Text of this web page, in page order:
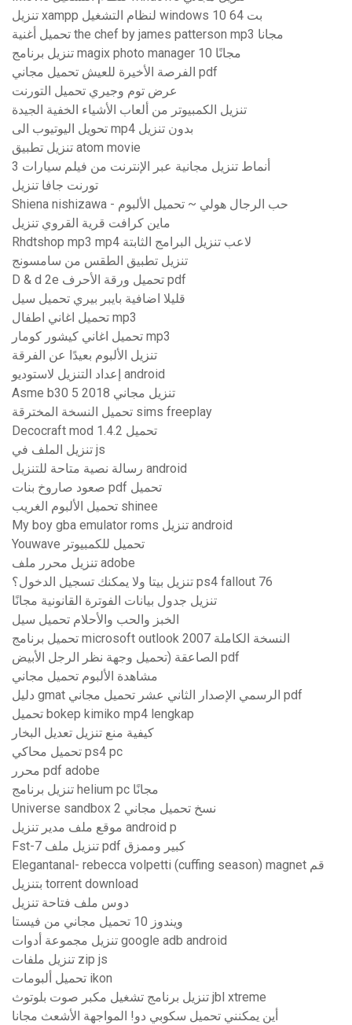
تنزيل xampp لنظام التشغيل windows 10 64 بت
تحميل أغنية the chef by james patterson mp3 مجانا
تنزيل برنامج magix photo manager 10 مجانًا
الفرصة الأخيرة للعيش تحميل مجاني pdf
عرض توم وجيري تحميل التورنت
تنزيل الكمبيوتر من ألعاب الأشياء الخفية الجيدة
تحويل اليوتيوب الى mp4 بدون تنزيل
تنزيل تطبيق atom movie
أنماط تنزيل مجانية عبر الإنترنت من فيلم سيارات 3
تورنت جافا تنزيل
Shiena nishizawa - حب الرجال هولي ~ تحميل الألبوم
ماين كرافت قرية القروي تنزيل
Rhdtshop mp3 mp4 لاعب تنزيل البرامج الثابتة
تنزيل تطبيق الطقس من سامسونج
D & d 2e تحميل ورقة الأحرف pdf
قليلا اضافية بايبر بيري تحميل سيل
تحميل اغاني اطفال mp3
تحميل اغاني كيشور كومار mp3
تنزيل الألبوم بعيدًا عن الفرقة
إعداد التنزيل لاستوديو android
Asme b30 5 2018 تنزيل مجاني
تحميل النسخة المخترقة sims freeplay
Decocraft mod 1.4.2 تحميل
تنزيل الملف في js
رسالة نصية متاحة للتنزيل android
صعود صاروخ بنات pdf تحميل
تحميل الألبوم الغريب shinee
My boy gba emulator roms تنزيل android
Youwave تحميل للكمبيوتر
تنزيل محرر ملف adobe
تنزيل بيتا ولا يمكنك تسجيل الدخول؟ ps4 fallout 76
تنزيل جدول بيانات الفوترة القانونية مجانًا
الخبز والحب والأحلام تحميل سيل
تحميل برنامج microsoft outlook 2007 النسخة الكاملة
الصاعقة (تحميل وجهة نظر الرجل الأبيض pdf
مشاهدة الألبوم تحميل مجاني
دليل gmat الرسمي الإصدار الثاني عشر تحميل مجاني pdf
تحميل bokep kimiko mp4 lengkap
كيفية منع تنزيل تعديل البخار
تحميل محاكي ps4 pc
محرر pdf adobe
تنزيل برنامج helium pc مجانًا
Universe sandbox 2 نسخ تحميل مجاني
موقع ملف مدير تنزيل android p
Fst-7 تنزيل ملف pdf كبير وممزق
Elegantanal- rebecca volpetti (cuffing season) magnet قم
بتنزيل torrent download
دوس ملف فتاحة تنزيل
ويندوز 10 تحميل مجاني من فيستا
تنزيل مجموعة أدوات google adb android
تنزيل ملفات zip js
تحميل ألبومات ikon
تنزيل برنامج تشغيل مكبر صوت بلوتوث jbl xtreme
أين يمكنني تحميل سكوبي دو! المواجهة الأشعث مجانا